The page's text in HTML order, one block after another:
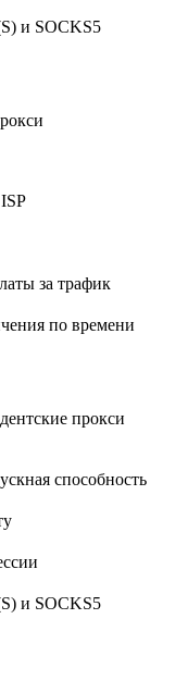
и SOCKS5
за трафик
по времени
прокси
способность
и SOCKS5